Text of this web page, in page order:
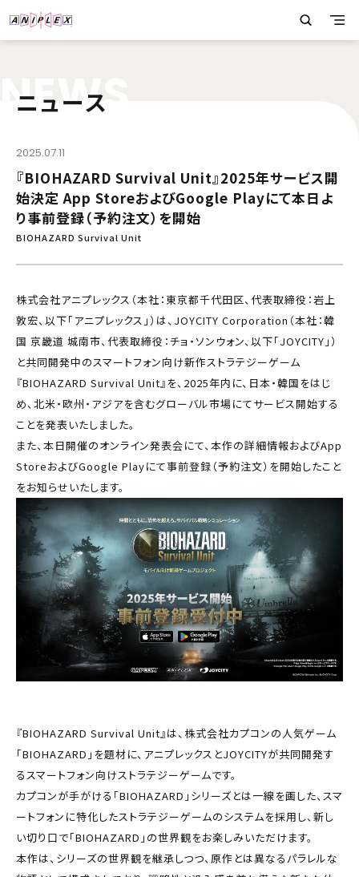
NEWS
ニュース
2025.07.11
『BIOHAZARD Survival Unit』2025年サービス開
始決定 App StoreおよびGoogle Playにて本日よ
り事前登録（予約注文）を開始
BIOHAZARD Survival Unit
株式会社アニプレックス（本社：東京都千代田区、代表取締役：岩上
敦宏、以下「アニプレックス」）は、JOYCITY Corporation（本社：韓
国 京畿道 城南市、代表取締役：チョ・ソンウォン、以下「JOYCITY」）
と共同開発中のスマートフォン向け新作ストラテジーゲーム
『BIOHAZARD Survival Unit』を、2025年内に、日本・韓国をはじ
め、北米・欧州・アジアを含むグローバル市場にてサービス開始する
ことを発表いたしました。
また、本日開催のオンライン発表会にて、本作の詳細情報およびApp
StoreおよびGoogle Playにて事前登録（予約注文）を開始したこと
をお知らせいたします。
『BIOHAZARD Survival Unit』は、株式会社カプコンの人気ゲーム
「BIOHAZARD」を題材に、アニプレックスとJOYCITYが共同開発す
るスマートフォン向けストラテジーゲームです。
カプコンが手がける「BIOHAZARD」シリーズとは一線を画した、スマ
ートフォンに特化したストラテジーゲームのシステムを採用し、新し
い切り口で「BIOHAZARD」の世界観をお楽しみいただけます。
本作は、シリーズの世界観を継承しつつ、原作とは異なるパラレルな